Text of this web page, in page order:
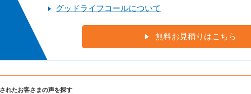
グッドライフコールについて
無料お見積りはこちら
れたお客さまの声を探す